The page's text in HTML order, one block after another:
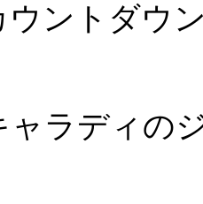
ウントダウ
ャラディの